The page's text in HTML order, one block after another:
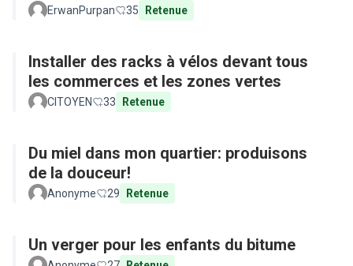
ErwanPurpan 35 Retenue
Installer des racks à vélos devant tous
les commerces et les zones vertes
CITOYEN 33 Retenue
Du miel dans mon quartier: produisons
de la douceur!
Anonyme 29 Retenue
Un verger pour les enfants du bitume